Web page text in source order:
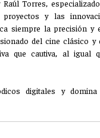
Raúl Torres,
y las
siempre la precisión y
del cine clásico y
que cautiva, al igual
digitales y